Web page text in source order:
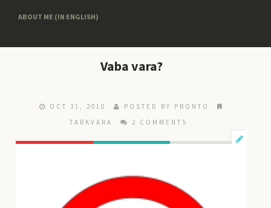
ABOUT ME (IN ENGLISH)
Vaba vara?
OCT 31, 2010 POSTED BY PRONTO
TARKVARA
2 COMMENTS